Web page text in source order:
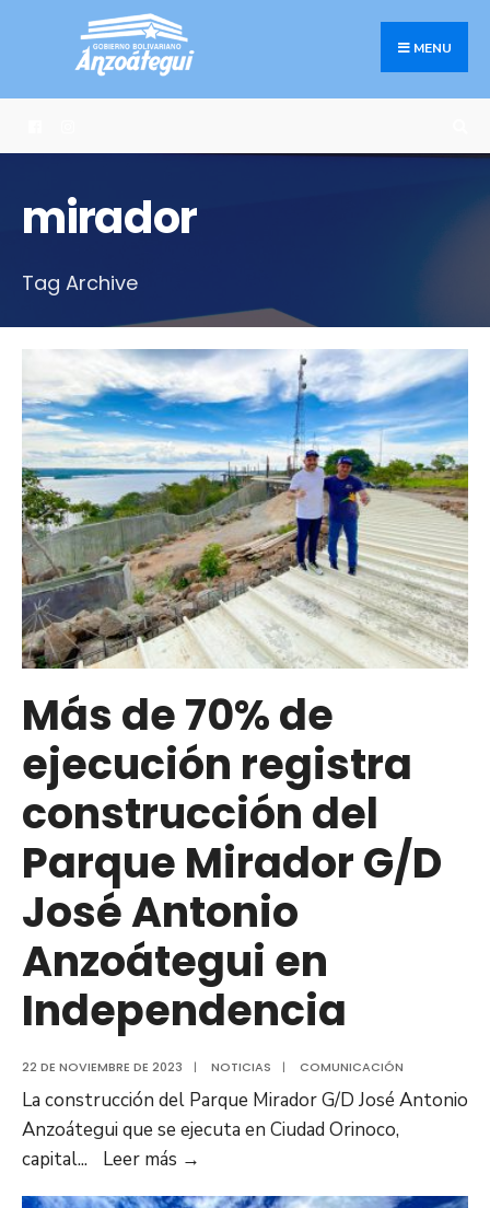
MENU
mirador
Tag Archive
Más de 70% de
ejecución registra
construcción del
Parque Mirador G/D
José Antonio
Anzoátegui en
Independencia
22 DE NOVIEMBRE DE 2023 | NOTICIAS | COMUNICACIÓN
La construcción del Parque Mirador G/D José Antonio
Anzoátegui que se ejecuta en Ciudad Orinoco,
capital... Leer más →
Search